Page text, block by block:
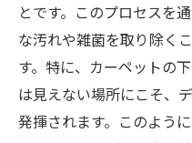
とです。このプロセスを
な汚れや雑菌を取り除く
す。特に、カーペットの
は見えない場所にこそ、
発揮されます。このよう